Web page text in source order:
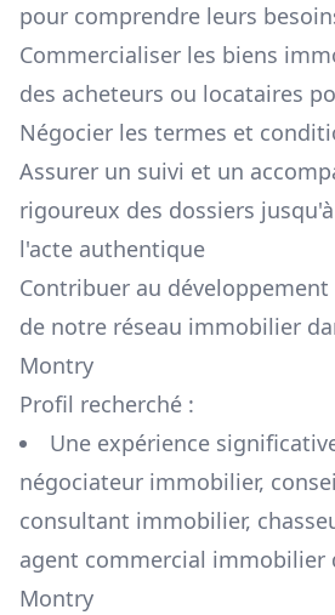
pour comprendre leurs
Commercialiser les biens
des acheteurs ou locataires
Négocier les termes et
Assurer un suivi et un
rigoureux des dossiers
l'acte authentique
Contribuer au
de notre réseau immobilier
Montry
Profil recherché :
Une expérience
négociateur immobilier,
consultant immobilier,
agent commercial immobilier
Montry